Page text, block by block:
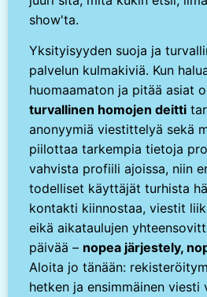
show'ta.
Yksityisyyden suoja ja
palvelun kulmakiviä. Kun
huomaamaton ja pitää asiat
turvallinen homojen deitti
anonyymiä viestittelyä sekä
piilottaa tarkempia tietoja
vahvista profiili ajoissa, niin
todelliset käyttäjät turhista
kontakti kiinnostaa, viestit
eikä aikataulujen
päivää – nopea järjestely,
Aloita jo tänään:
hetken ja ensimmäinen